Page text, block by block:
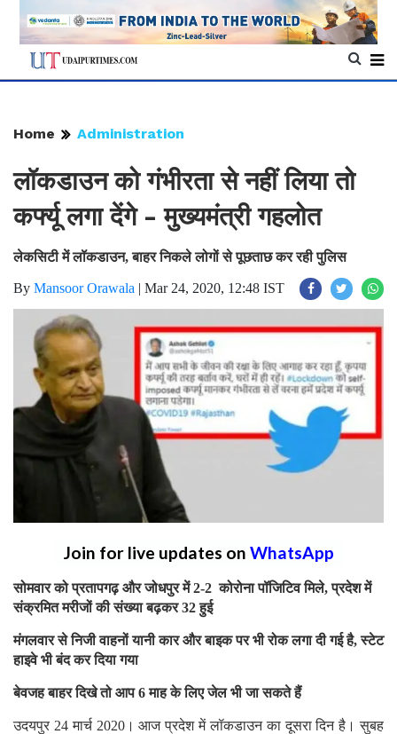
Home Administration
लॉकडाउन को गंभीरता से नहीं लिया तो
कर्फ्यू लगा देंगे - मुख्यमंत्री गहलोत
लेकसिटी में लॉकडाउन, बाहर निकले लोगों से पूछताछ कर रही पुलिस
By Mansoor Orawala | Mar 24, 2020, 12:48 IST
Join for live updates on WhatsApp
सोमवार को प्रतापगढ़ और जोधपुर में 2-2 कोरोना पॉजिटिव मिले, प्रदेश में
संक्रमित मरीजों की संख्या बढ़कर 32 हुई
मंगलवार से निजी वाहनों यानी कार और बाइक पर भी रोक लगा दी गई है, स्टेट
हाइवे भी बंद कर दिया गया
बेवजह बाहर दिखे तो आप 6 माह के लिए जेल भी जा सकते हैं
उदयपुर 24 मार्च 2020। आज प्रदेश में लॉकडाउन का दूसरा दिन है। सुबह